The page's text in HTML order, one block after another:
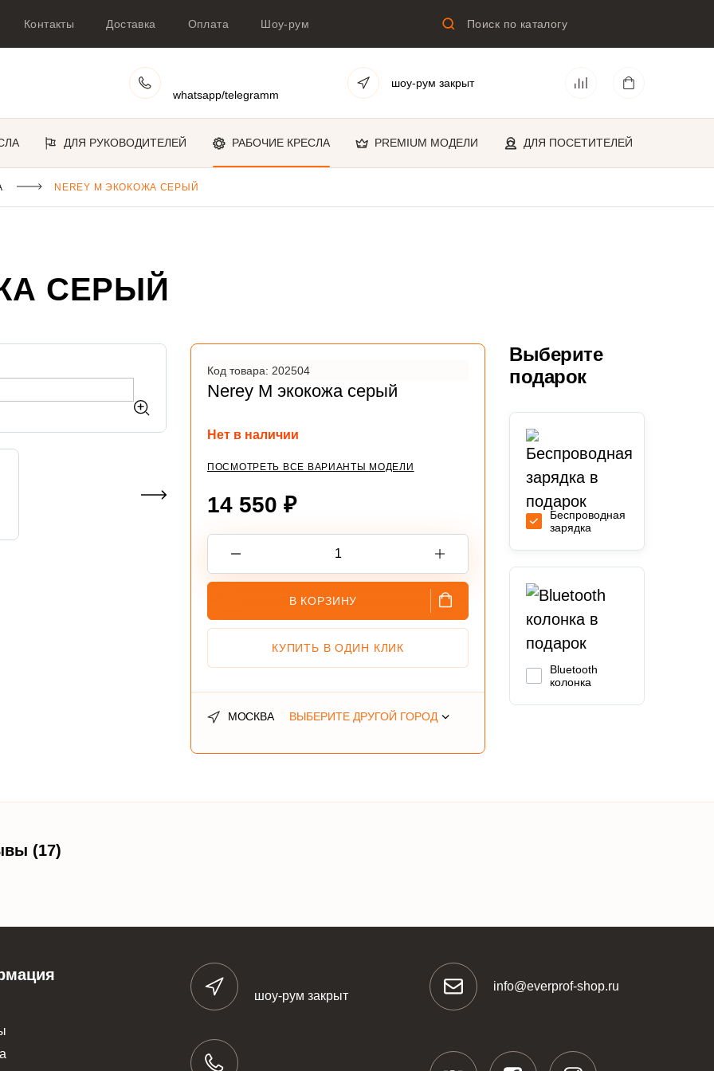
Контакты Доставка Оплата Шоу-рум
шоу-рум закрыт
whatsapp/telegramm
ДЛЯ РУКОВОДИТЕЛЕЙ РАБОЧИЕ КРЕСЛА PREMIUM МОДЕЛИ ДЛЯ ПОСЕТИТЕЛЕЙ
NEREY M ЭКОКОЖА СЕРЫЙ
СЕРЫЙ
Код товара: 202504
Nerey M экокожа серый
Нет в наличии
ПОСМОТРЕТЬ ВСЕ ВАРИАНТЫ МОДЕЛИ
14 550 ₽
В КОРЗИНУ
КУПИТЬ В ОДИН КЛИК
МОСКВА ВЫБЕРИТЕ ДРУГОЙ ГОРОД
Выберите
подарок
Беспроводная
зарядка
Bluetooth
колонка
(17)
шоу-рум закрыт
info@everprof-shop.ru